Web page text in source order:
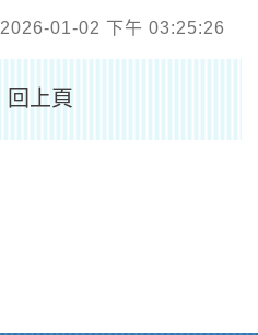
2026-01-02 下午 03:25:26
回上頁